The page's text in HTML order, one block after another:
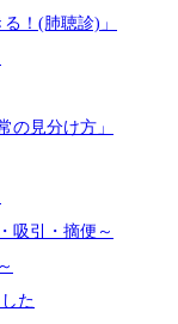
！(肺聴診)」
見分け方」
吸引・摘便～
た